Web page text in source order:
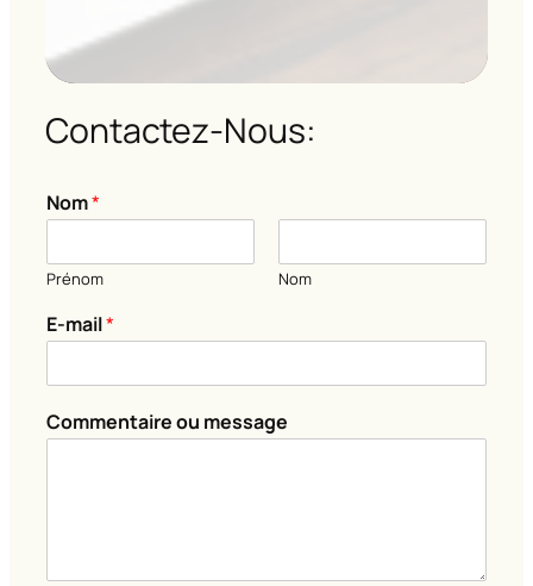
Contactez-Nous:
Nom*
Prénom Nom
E-mail*
N
o
i
Commentaire ou message